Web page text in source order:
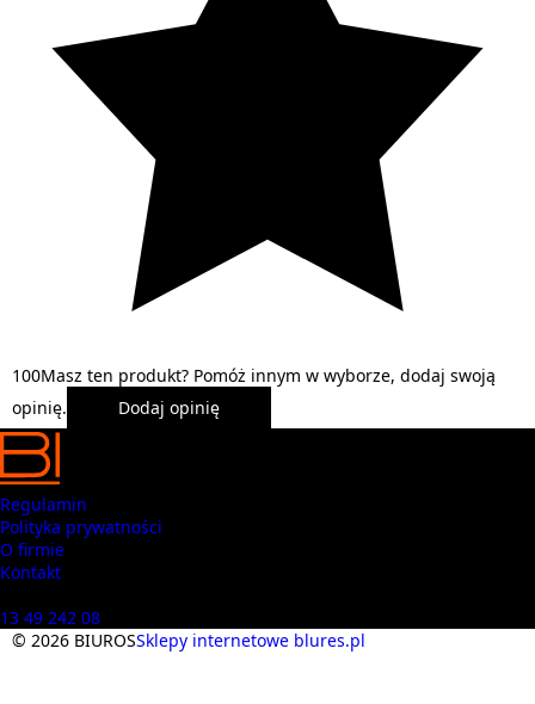
100Masz ten produkt? Pomóż innym w wyborze, dodaj swoją
opinię.
Dodaj opinię
Regulamin
Polityka prywatności
O firmie
Kontakt
13 49 242 08
© 2026 BIUROSSklepy internetowe blures.pl